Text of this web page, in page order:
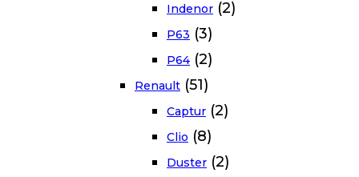
Indenor (2)
P63 (3)
P64 (2)
Renault (51)
Captur (2)
Clio (8)
Duster (2)